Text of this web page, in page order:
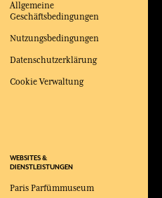
Allgemeine
Geschäftsbedingungen
Nutzungsbedingungen
Datenschutzerklärung
Cookie Verwaltung
WEBSITES &
DIENSTLEISTUNGEN
Paris Parfümmuseum